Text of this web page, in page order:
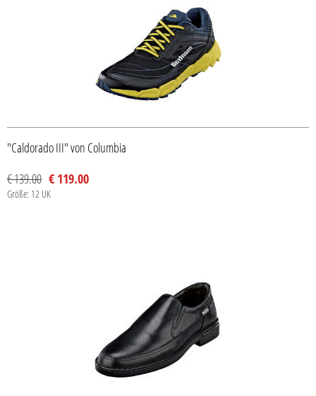
"Caldorado III" von Columbia
€ 139.00 € 119.00
Größe: 12 UK